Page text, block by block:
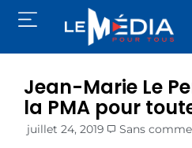
Jean-Marie Le
la PMA pour
juillet 24, 2019 Sans